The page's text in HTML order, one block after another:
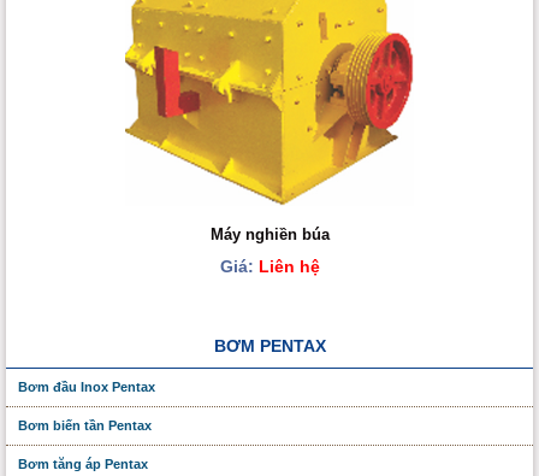
Máy nghiền búa
Giá: Liên hệ
BƠM PENTAX
Bơm đầu Inox Pentax
Bơm biến tần Pentax
Bơm tăng áp Pentax